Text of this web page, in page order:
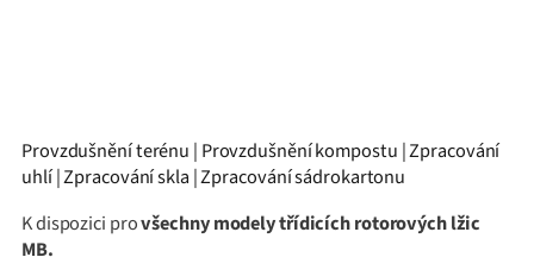
Provzdušnění terénu | Provzdušnění kompostu | Zpracování
uhlí | Zpracování skla | Zpracování sádrokartonu
K dispozici provšechny modely třídicích rotorových lžic
MB.